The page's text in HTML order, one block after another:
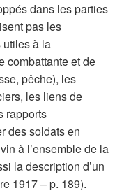
dans les parties
pas les
utiles à la
combattante et de
pêche), les
les liens de
rapports
des soldats en
à l’ensemble de la
la description d’un
1917 – p. 189).